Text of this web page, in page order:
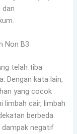
dan
Non B3
telah tiba
Dengan kata lain,
yang cocok
limbah cair, limbah
berbeda.
dampak negatif